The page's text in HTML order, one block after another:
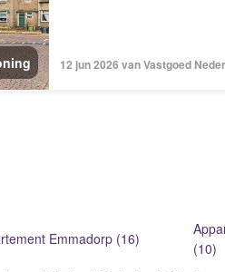
12 jun 2026 van Vastgoed
Emmadorp (16)
(10)